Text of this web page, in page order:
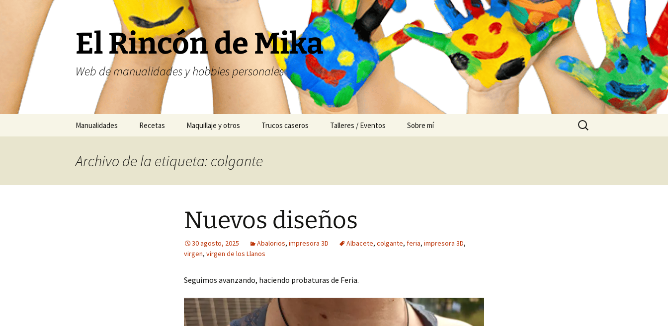
El Rincón de Mika
Web de manualidades y hobbies personales
Manualidades Recetas Maquillaje y otros Trucos caseros Talleres / Eventos Sobre mí
Buscar:
Archivo de la etiqueta: colgante
Nuevos diseños
30 agosto, 2025 Abalorios, impresora 3D Albacete, colgante, feria, impresora 3D,
virgen, virgen de los Llanos
Seguimos avanzando, haciendo probaturas de Feria.